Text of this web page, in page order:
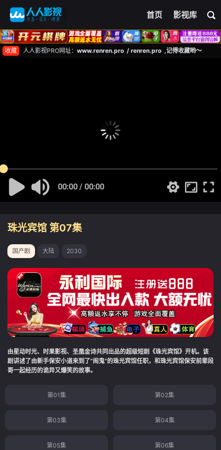
首页 影视库
收藏 人人影视PRO网址： www.renren.pro / renren.pro ,记得收藏哟～
00:00 / 00:00
珠光宾馆 第07集
国产剧 大陆 2030
由星动时光、时果影视、圣凰金诗共同出品的超级短剧《珠光宾馆》开机。该
剧讲述了由新手保安小道来到了“闹鬼”的珠光宾馆任职，和珠光宾馆保安前辈段
哥一起经历的诡异又爆笑的故事。
第01集 第02集
第03集 第04集
第05集 第06集